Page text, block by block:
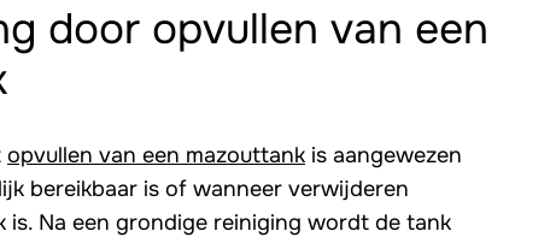
door opvullen van een
opvullen van een mazouttankis aangewezen
bereikbaar is of wanneer verwijderen
is. Na een grondige reiniging wordt de tank